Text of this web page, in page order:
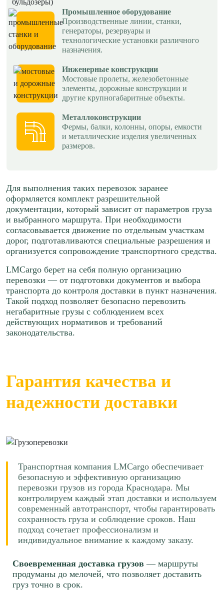
Рассчитать
Краснодар → Рязань
≈78629р.
Рассчитать
Краснодар → Уфа
≈128157р.
Краснодар → Брянск
≈83640р.
65 р/км.
Рассчитать
Краснодар → Омск
≈303986р.
92 р/км.
Рассчитать
65 р/км.
Рассчитать
Рассчитать
Краснодар → Череповец
≈126977р.
70 р/км.
Краснодар → Тюмень
Краснодар → Саратов
≈97034р.
Рассчитать
≈102003р.
88 р/км.
Краснодар → Чебоксары
≈155707р.
88 р/км.
≈132080р.
88 р/км.
Рассчитать
Рассчитать
Краснодар → Брянск
≈113511р.
88 р/км.
Краснодар → Омск
Промышленное оборудование
Производственные линии, станки,
генераторы, резервуары и
технологические установки различного
назначения.
Инженерные конструкции
Мостовые пролеты, железобетонные
элементы, дорожные конструкции и
другие крупногабаритные объекты.
Металлоконструкции
Фермы, балки, колонны, опоры, емкости
и металлические изделия увеличенных
размеров.
Для выполнения таких перевозок заранее
оформляется комплект разрешительной
документации, который зависит от параметров груза
и выбранного маршрута. При необходимости
согласовывается движение по отдельным участкам
дорог, подготавливаются специальные разрешения и
организуется сопровождение транспортного средства.
LMCargo берет на себя полную организацию
перевозки — от подготовки документов и выбора
транспорта до контроля доставки в пункт назначения.
Такой подход позволяет безопасно перевозить
негабаритные грузы с соблюдением всех
действующих нормативов и требований
законодательства.
Гарантия качества и
надежности доставки
Транспортная компания LMCargo обеспечивает
безопасную и эффективную организацию
перевозки грузов из города Краснодара. Мы
контролируем каждый этап доставки и используем
современный автотранспорт, чтобы гарантировать
сохранность груза и соблюдение сроков. Наш
подход сочетает профессионализм и
индивидуальное внимание к каждому заказу.
Своевременная доставка грузов — маршруты
продуманы до мелочей, что позволяет доставить
груз точно в срок.